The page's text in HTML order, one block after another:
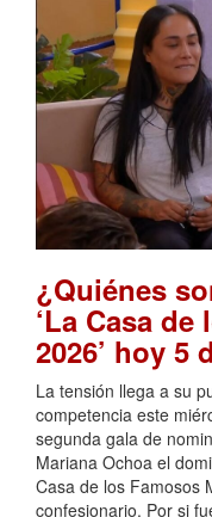
¿Quiénes
‘La Casa
2026’ hoy 5
La tensión llega a su
competencia este
segunda gala de
Mariana Ochoa el
Casa de los Famosos
confesionario. Por si